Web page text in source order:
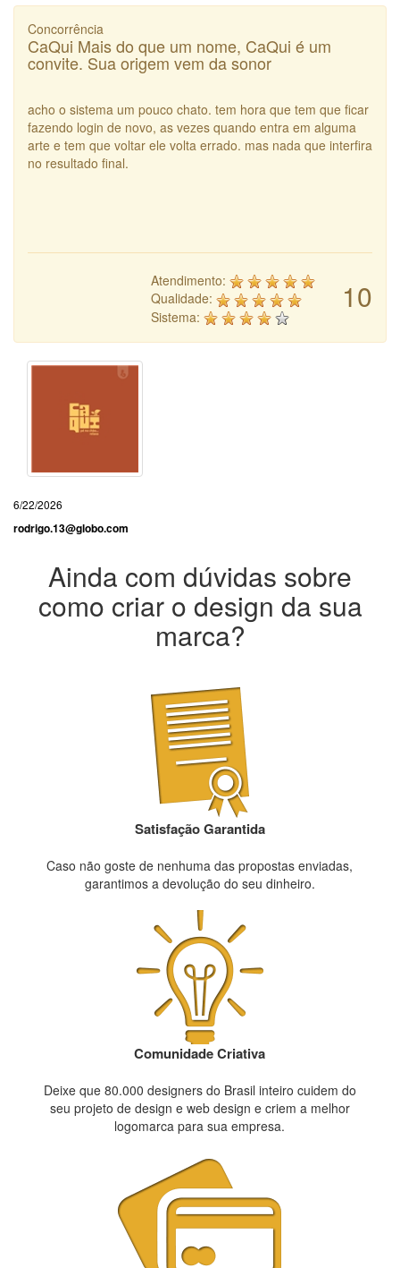
Concorrência
CaQui Mais do que um nome, CaQui é um
convite. Sua origem vem da sonor
acho o sistema um pouco chato. tem hora que tem que ficar
fazendo login de novo, as vezes quando entra em alguma
arte e tem que voltar ele volta errado. mas nada que interfira
no resultado final.
10
Atendimento:
Qualidade:
Sistema:
6/22/2026
rodrigo.13@globo.com
Ainda com dúvidas sobre
como criar o design da sua
marca?
Satisfação Garantida
Caso não goste de nenhuma das propostas enviadas,
garantimos a devolução do seu dinheiro.
Comunidade Criativa
Deixe que 80.000 designers do Brasil inteiro cuidem do
seu projeto de design e web design e criem a melhor
logomarca para sua empresa.